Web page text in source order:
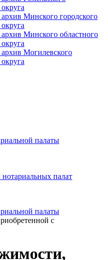
Минского городского
Минского областного
Могилевского
палаты
палат
палаты
с